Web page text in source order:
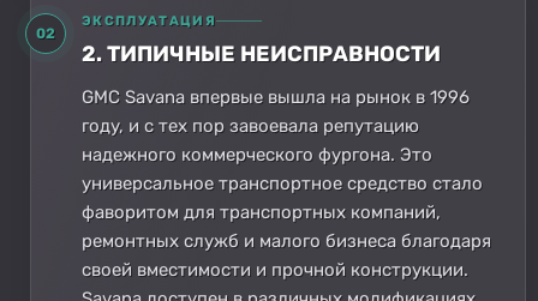
02
ЭКСПЛУАТАЦИЯ
2. ТИПИЧНЫЕ НЕИСПРАВНОСТИ
GMC Savana впервые вышла на рынок в 1996
году, и с тех пор завоевала репутацию
надежного коммерческого фургона. Это
универсальное транспортное средство стало
фаворитом для транспортных компаний,
ремонтных служб и малого бизнеса благодаря
своей вместимости и прочной конструкции.